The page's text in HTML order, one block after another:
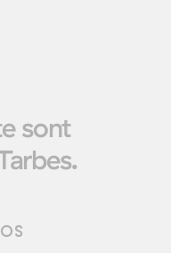
sont